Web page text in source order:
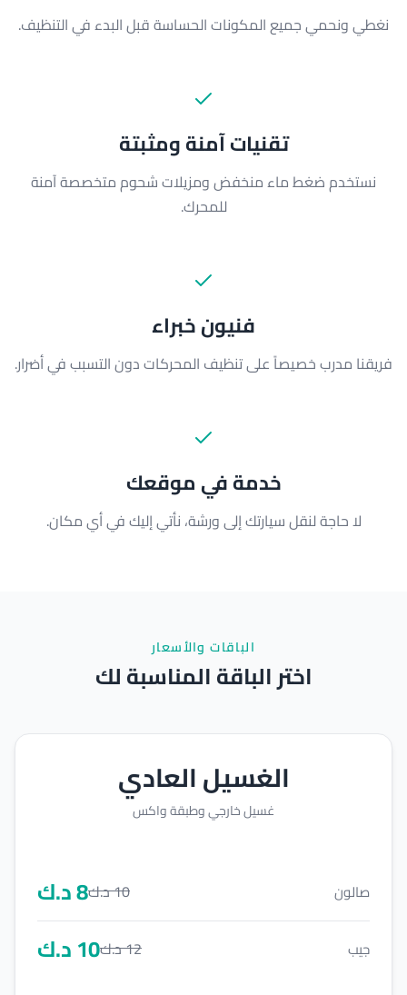
نغطي ونحمي جميع المكونات الحساسة قبل البدء في التنظيف.
تقنيات آمنة ومثبتة
نستخدم ضغط ماء منخفض ومزيلات شحوم متخصصة آمنة
للمحرك.
فنيون خبراء
فريقنا مدرب خصيصاً على تنظيف المحركات دون التسبب في أضرار.
خدمة في موقعك
لا حاجة لنقل سيارتك إلى ورشة، نأتي إليك في أي مكان.
الباقات والأسعار
اختر الباقة المناسبة لك
الغسيل العادي
غسيل خارجي وطبقة واكس
صالون 10د.ك8د.ك
جيب 12د.ك10د.ك